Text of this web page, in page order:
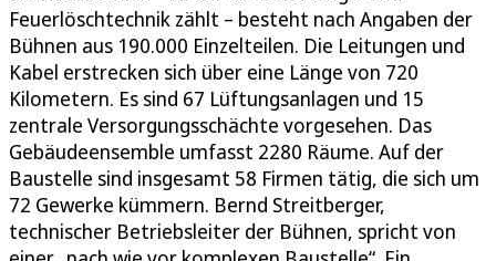
Feuerlöschtechnik zählt – besteht nach Angaben der
Bühnen aus 190.000 Einzelteilen. Die Leitungen und
Kabel erstrecken sich über eine Länge von 720
Kilometern. Es sind 67 Lüftungsanlagen und 15
zentrale Versorgungsschächte vorgesehen. Das
Gebäudeensemble umfasst 2280 Räume. Auf der
Baustelle sind insgesamt 58 Firmen tätig, die sich um
72 Gewerke kümmern. Bernd Streitberger,
technischer Betriebsleiter der Bühnen, spricht von